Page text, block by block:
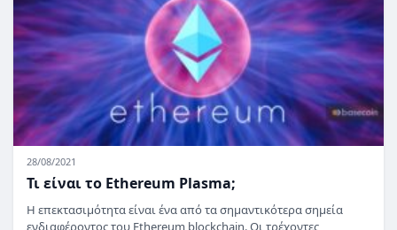
28/08/2021
Τι είναι το Ethereum Plasma;
Η επεκτασιμότητα είναι ένα από τα σημαντικότερα σημεία
ενδιαφέροντος του Ethereum blockchain. Οι τρέχοντες